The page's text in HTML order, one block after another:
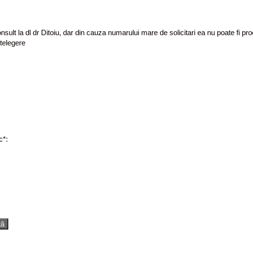
la dl dr Ditoiu, dar din cauza numarului mare de solicitari ea nu poate fi